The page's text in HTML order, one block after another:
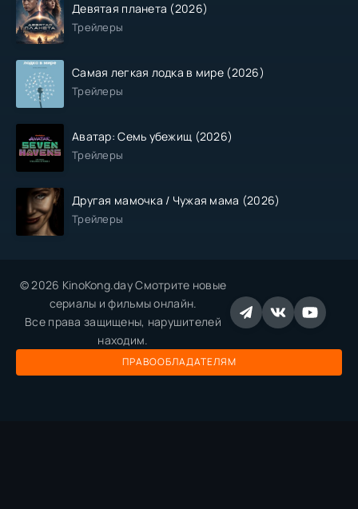
Девятая планета (2026)
Трейлеры
Самая легкая лодка в мире (2026)
Трейлеры
Аватар: Семь убежищ (2026)
Трейлеры
Другая мамочка / Чужая мама (2026)
Трейлеры
© 2026 KinoKong.day Смотрите новые
сериалы и фильмы онлайн.
Все права защищены, нарушителей
находим.
ПРАВООБЛАДАТЕЛЯМ